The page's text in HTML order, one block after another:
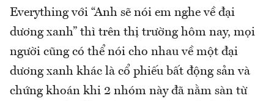
Everything với “Anh sẽ nói em nghe về đại
dương xanh” thì trên thị trường hôm nay, mọi
người cũng có thể nói cho nhau về một đại
dương xanh khác là cổ phiếu bất động sản và
chứng khoán khi 2 nhóm này đã nằm sàn từ